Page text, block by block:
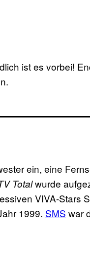
ist es vorbei!
ein, eine
Totalwurde
VIVA-Stars
1999. SMS war